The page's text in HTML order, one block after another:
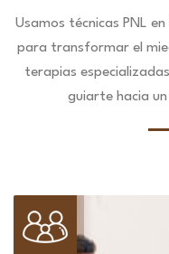
Usamos técnicas PNL
para transformar el
terapias
guiarte hacia